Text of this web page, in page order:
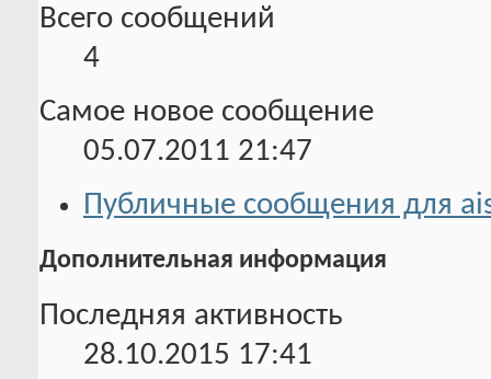
Всего сообщений
4
Самое новое сообщение
05.07.2011 21:47
Публичные сообщения для
Дополнительная информация
Последняя активность
28.10.2015 17:41